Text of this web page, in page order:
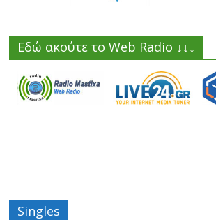
Εδώ ακούτε το Web Radio ↓↓↓
Singles